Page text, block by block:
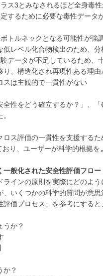
ス3とみなされるほど全身毒
するために必要な毒性データ
トルネックとなる可能性が強
低レベル化合物検出のため、
データが不足しているため
り、構造化され再現性ある理由
スは主観的で一貫性がない
全性をどう確立するか？」、
ロス評価の一貫性を支援する
り、ユーザーが科学的根拠
一般化された安全性評価フロー
インの原則を実際にどのよ
、いくつかの科学的質問が意
評価プロセス 」を参考にする
うか？
か？